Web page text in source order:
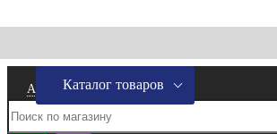
Адрес складаКаталог товаров